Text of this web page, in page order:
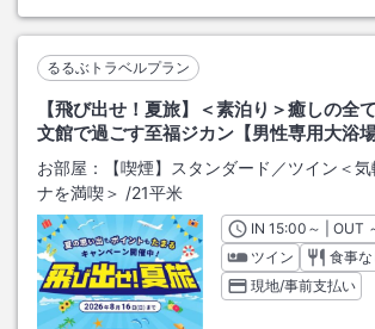
るるぶトラベルプラン
【飛び出せ！夏旅】＜素泊り＞癒しの全
文館で過ごす至福ジカン【男性専用大浴場
お部屋：
【喫煙】スタンダード／ツイン＜
ナを満喫＞ /21平米
INチェックイン
15:00 ～ | OUT
ツイン
食事な
現地/事前支払い